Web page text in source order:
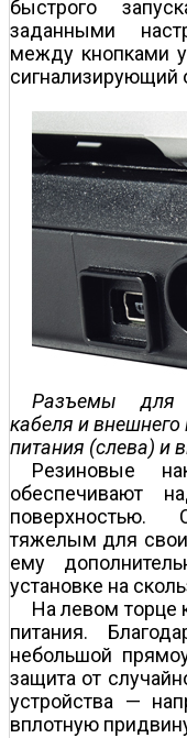
быстрого
заданными
между кнопками
сигнализирующий
Разъемы для
кабеля и внешнего
питания (слева) и
Резиновые
обеспечивают
поверхностью.
тяжелым для
ему
установке на
На левом торце
питания.
небольшой
защита от
устройства —
вплотную